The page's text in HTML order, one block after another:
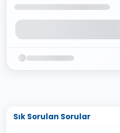
Sık Sorulan Sorular